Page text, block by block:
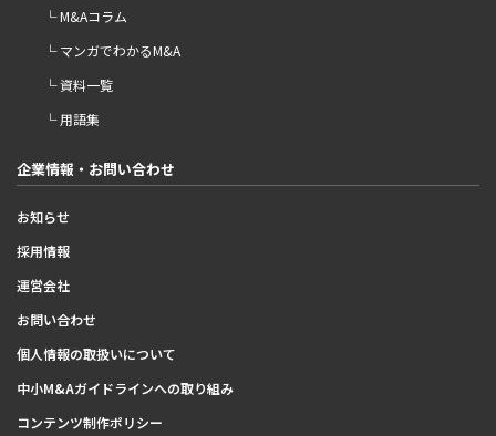
└ M&Aコラム
└ マンガでわかるM&A
└ 資料一覧
└ 用語集
企業情報・お問い合わせ
お知らせ
採用情報
運営会社
お問い合わせ
個人情報の取扱いについて
中小M&Aガイドラインへの取り組み
コンテンツ制作ポリシー